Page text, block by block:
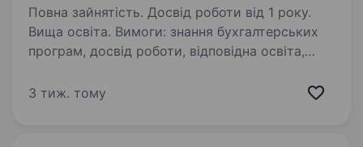
Повна зайнятість. Досвід роботи від 1 року.
Вища освіта. Вимоги: знання бухгалтерських
програм, досвід роботи, відповідна освіта,
оптимальні Обов’язки: про обов’язки
3 тиж. тому